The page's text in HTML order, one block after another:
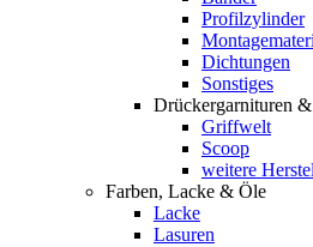
Profilzylinder
Dichtungen
Sonstiges
Drückergarnituren
Griffwelt
Scoop
weitere
Farben, Lacke & Öle
Lacke
Lasuren